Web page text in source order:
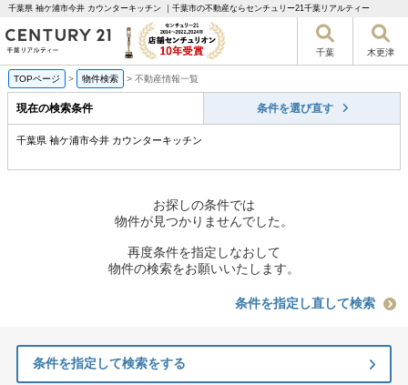
千葉県 袖ケ浦市今井 カウンターキッチン ｜千葉市の不動産ならセンチュリー21千葉リアルティー
千葉 木更津
TOPページ > 物件検索 > 不動産情報一覧
現在の検索条件 条件を選び直す
千葉県 袖ケ浦市今井 カウンターキッチン
お探しの条件では
物件が見つかりませんでした。
再度条件を指定しなおして
物件の検索をお願いいたします。
条件を指定し直して検索
条件を指定して検索をする